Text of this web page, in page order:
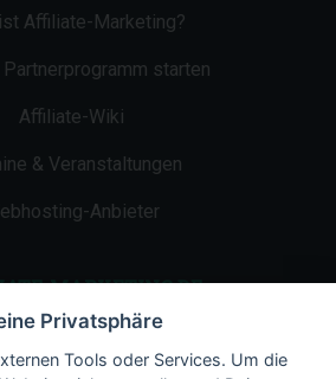
Affiliate-Marketing?
starten
Affiliate-Wiki
& Veranstaltungen
Anbieter
MARKETING.DE
Impressum
Privatsphäre
Tools oder Services. Um die